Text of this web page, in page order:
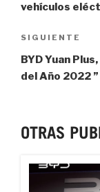
vehículos
Next
Post
SIGUIENTE
BYD Yuan
del Año 2022 ”
OTRAS